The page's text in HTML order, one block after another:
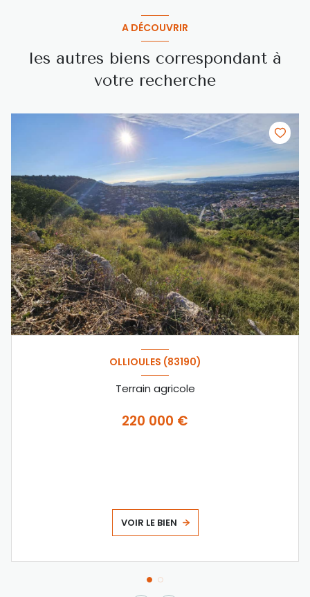
A DÉCOUVRIR
les autres biens correspondant à
votre recherche
OLLIOULES (83190)
Terrain agricole
220 000 €
VOIR LE BIEN